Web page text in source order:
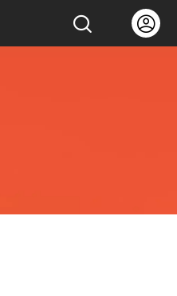
打开搜索
Open